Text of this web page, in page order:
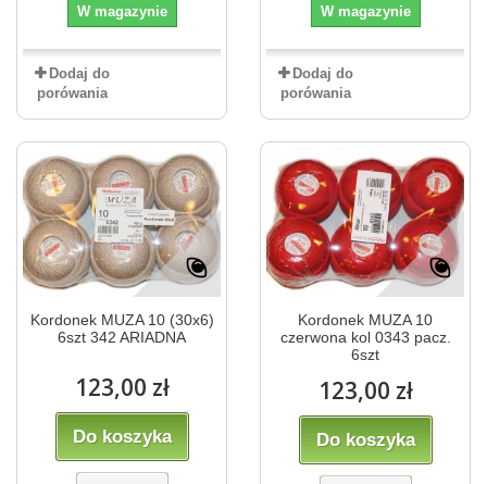
W magazynie
Dodaj do
porówania
W magazynie
Dodaj do
porówania
Kordonek MUZA 10 (30x6)
6szt 342 ARIADNA
123,00 zł
Do koszyka
Kordonek MUZA 10
czerwona kol 0343 pacz.
6szt
123,00 zł
Do koszyka